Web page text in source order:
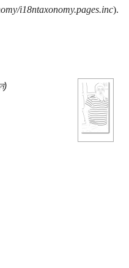
i18ntaxonomy.pages.inc).